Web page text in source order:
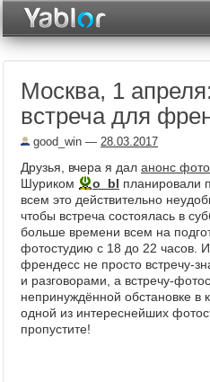
Москва, 1
встреча для
good_win — 28.03.2017
Друзья, вчера я дал анонс
Шуриком
o_bl планировали
всем это действительно
чтобы встреча состоялась в
больше времени всем на
фотостудию с 18 до 22 часов.
френдесс не просто встречу-
и разговорами, а встречу-
непринуждённой обстановке
одной из интереснейших
пропустите!